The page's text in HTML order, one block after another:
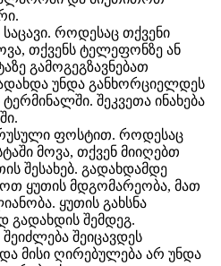
საცავი. როდესაც თქვენი
თქვენს ტელეფონზე ან
გამოგეგზავნებათ
უნდა განხორციელდეს
ტერმინალში. შეკვეთა ინახება
ფოსტით. როდესაც
მოვა, თქვენ მიიღებთ
შესახებ. გადახდამდე
ყუთის მდგომარეობა, მათ
ყუთის გახსნა
შემდეგ.
შეიცავდეს
და მისი ღირებულება არ უნდა